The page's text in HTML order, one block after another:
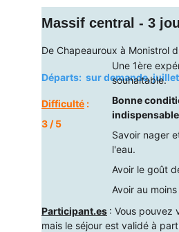
Massif central - 3
De Chapeauroux à Monistrol
Départs:  sur demande,
Difficulté :
3 / 5
Participant.es : Vous pouvez
mais le séjour est validé à
Une 1ère
souhaitable.
Bonne
Savoir nager
l'eau.
Avoir le goût
Avoir au